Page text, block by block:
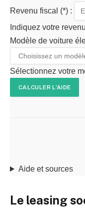
Revenu fiscal (*) :
Indiquez votre
Modèle de voiture
Sélectionnez votre
CALCULER L’AIDE
Aide et sources
Le leasing